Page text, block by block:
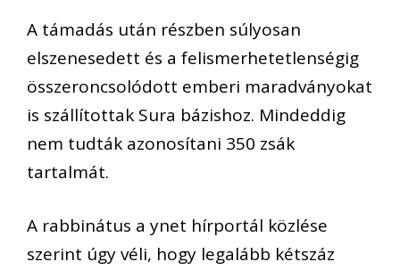
A támadás után részben súlyosan
elszenesedett és a felismerhetetlenségig
összeroncsolódott emberi maradványokat
is szállítottak Sura bázishoz. Mindeddig
nem tudták azonosítani 350 zsák
tartalmát.
A rabbinátus a ynet hírportál közlése
szerint úgy véli, hogy legalább kétszáz